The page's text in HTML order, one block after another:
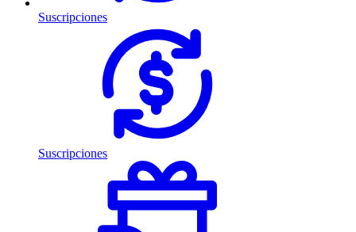
Suscripciones
Suscripciones